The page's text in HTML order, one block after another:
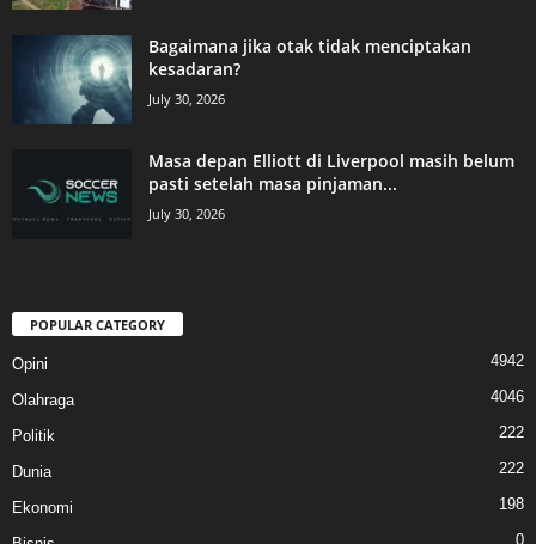
Bagaimana jika otak tidak menciptakan
kesadaran?
July 30, 2026
Masa depan Elliott di Liverpool masih belum
pasti setelah masa pinjaman...
July 30, 2026
POPULAR CATEGORY
Opini 4942
Olahraga 4046
Politik 222
Dunia 222
Ekonomi 198
0